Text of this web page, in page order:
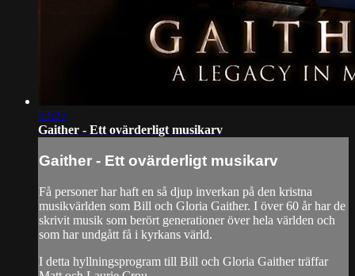
53:27
Gaither - Ett ovärderligt musikarv
Gaither - Ett ovärderligt musikarv
Få personer har haft en så djup inverkan på den kristna
musikvärlden som Bill och Gloria Gaither. I över 60 år har de
skrivit musik som berört generationer över hela världen och
som har undgått få i kyrkans värld.
I detta hyllningsprogram till Bill och Gloria Gaither träffar